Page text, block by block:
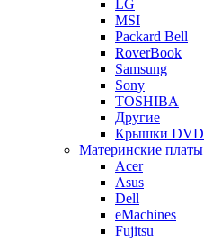
LG
MSI
Packard Bell
RoverBook
Samsung
Sony
TOSHIBA
Другие
Крышки DVD
Материнские платы
Acer
Asus
Dell
eMachines
Fujitsu